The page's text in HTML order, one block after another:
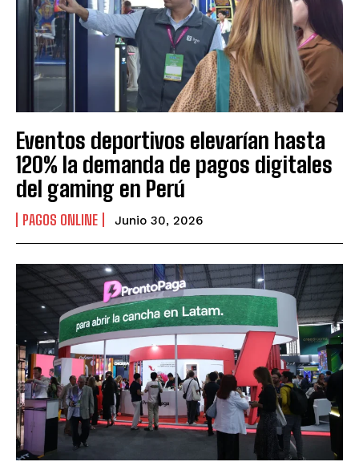
Eventos deportivos elevarían hasta
120% la demanda de pagos digitales
del gaming en Perú
PAGOS ONLINE Junio 30, 2026